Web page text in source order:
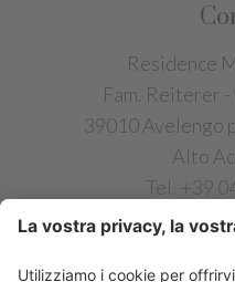
Residence
Fam. Reiterer
39010 Avelengo
Alto
Tel. +39